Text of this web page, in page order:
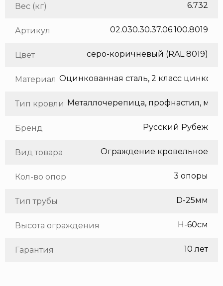
Вес (кг) 6.732
Артикул 02.030.30.37.06.100.8019
Цвет серо-коричневый (RAL 8019)
Материал
Тип кровли
Бренд Русский Рубеж
Вид товара Ограждение кровельное
Кол-во опор 3 опоры
Тип трубы D-25мм
Высота ограждения H-60см
Гарантия 10 лет